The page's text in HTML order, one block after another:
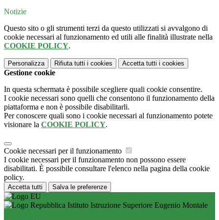
Notizie
Questo sito o gli strumenti terzi da questo utilizzati si avvalgono di
cookie necessari al funzionamento ed utili alle finalità illustrate nella
COOKIE POLICY.
Personalizza Rifiuta tutti i cookies Accetta tutti i cookies
Gestione cookie
In questa schermata è possibile scegliere quali cookie consentire.
I cookie necessari sono quelli che consentono il funzionamento della
piattaforma e non è possibile disabilitarli.
Per conoscere quali sono i cookie necessari al funzionamento potete
visionare la COOKIE POLICY.
Cookie necessari per il funzionamento
I cookie necessari per il funzionamento non possono essere
disabilitati. È possibile consultare l'elenco nella pagina della cookie
policy.
Accetta tutti Salva le preferenze
Istituto Istruzione Superiore Eugenio Montale